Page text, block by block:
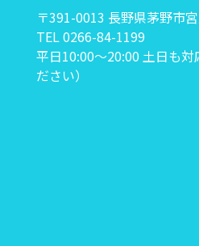
〒391-0013 長野県茅野市
TEL 0266-84-1199
平日10:00〜20:00 土日も対
ださい）